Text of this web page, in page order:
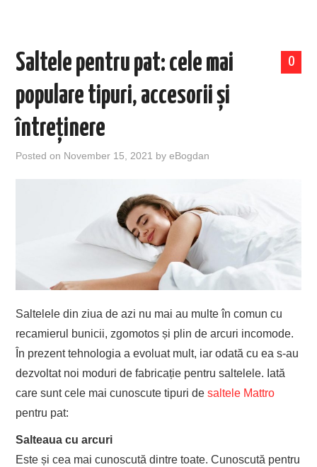
0
Saltele pentru pat: cele mai
populare tipuri, accesorii și
întreținere
Posted on November 15, 2021 byeBogdan
Saltelele din ziua de azi nu mai au multe în comun cu
recamierul bunicii, zgomotos și plin de arcuri incomode.
În prezent tehnologia a evoluat mult, iar odată cu ea s-au
dezvoltat noi moduri de fabricație pentru saltelele. Iată
care sunt cele mai cunoscute tipuri desaltele Mattro
pentru pat:
Salteaua cu arcuri
Este și cea mai cunoscută dintre toate. Cunoscută pentru